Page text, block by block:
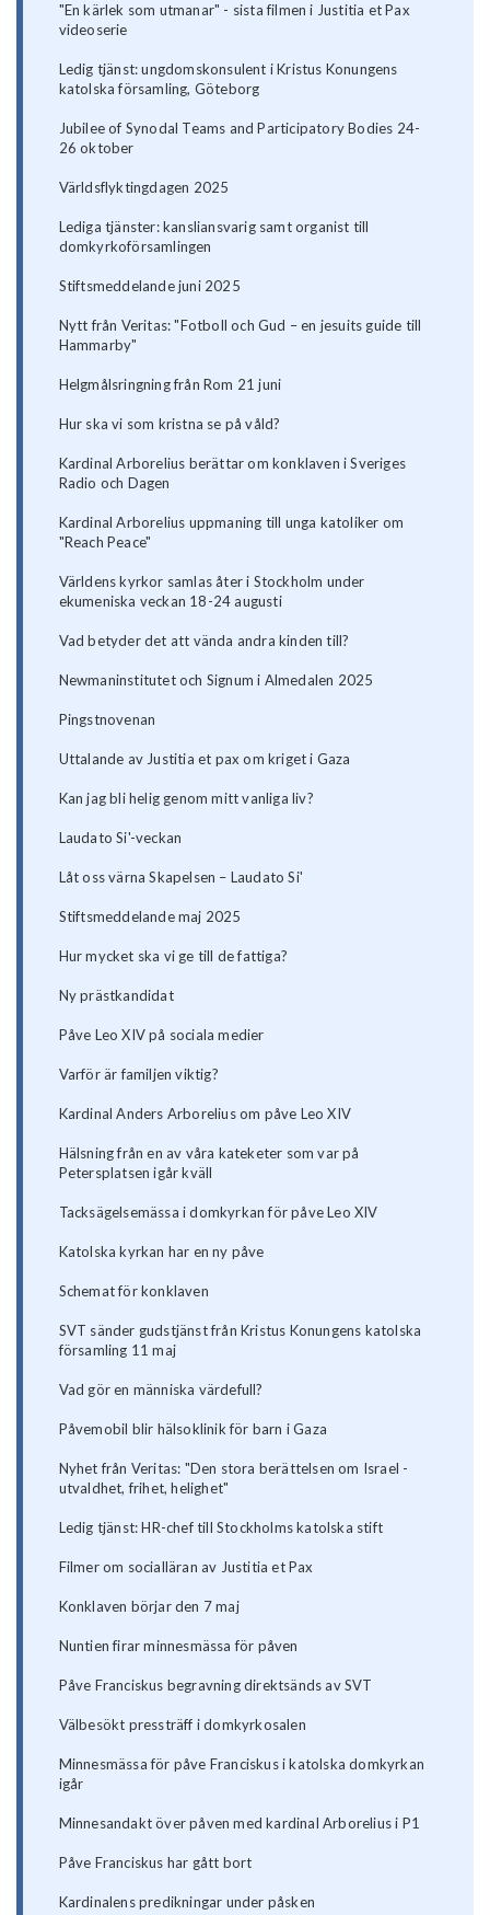
"En kärlek som utmanar" - sista filmen i Justitia et Pax
videoserie
Ledig tjänst: ungdomskonsulent i Kristus Konungens
katolska församling, Göteborg
Jubilee of Synodal Teams and Participatory Bodies 24-
26 oktober
Världsflyktingdagen 2025
Lediga tjänster: kansliansvarig samt organist till
domkyrkoförsamlingen
Stiftsmeddelande juni 2025
Nytt från Veritas: "Fotboll och Gud – en jesuits guide till
Hammarby"
Helgmålsringning från Rom 21 juni
Hur ska vi som kristna se på våld?
Kardinal Arborelius berättar om konklaven i Sveriges
Radio och Dagen
Kardinal Arborelius uppmaning till unga katoliker om
"Reach Peace"
Världens kyrkor samlas åter i Stockholm under
ekumeniska veckan 18-24 augusti
Vad betyder det att vända andra kinden till?
Newmaninstitutet och Signum i Almedalen 2025
Pingstnovenan
Uttalande av Justitia et pax om kriget i Gaza
Kan jag bli helig genom mitt vanliga liv?
Laudato Si'-veckan
Låt oss värna Skapelsen – Laudato Si'
Stiftsmeddelande maj 2025
Hur mycket ska vi ge till de fattiga?
Ny prästkandidat
Påve Leo XIV på sociala medier
Varför är familjen viktig?
Kardinal Anders Arborelius om påve Leo XIV
Hälsning från en av våra kateketer som var på
Petersplatsen igår kväll
Tacksägelsemässa i domkyrkan för påve Leo XIV
Katolska kyrkan har en ny påve
Schemat för konklaven
SVT sänder gudstjänst från Kristus Konungens katolska
församling 11 maj
Vad gör en människa värdefull?
Påvemobil blir hälsoklinik för barn i Gaza
Nyhet från Veritas: "Den stora berättelsen om Israel -
utvaldhet, frihet, helighet"
Ledig tjänst: HR-chef till Stockholms katolska stift
Filmer om socialläran av Justitia et Pax
Konklaven börjar den 7 maj
Nuntien firar minnesmässa för påven
Påve Franciskus begravning direktsänds av SVT
Välbesökt pressträff i domkyrkosalen
Minnesmässa för påve Franciskus i katolska domkyrkan
igår
Minnesandakt över påven med kardinal Arborelius i P1
Påve Franciskus har gått bort
Kardinalens predikningar under påsken